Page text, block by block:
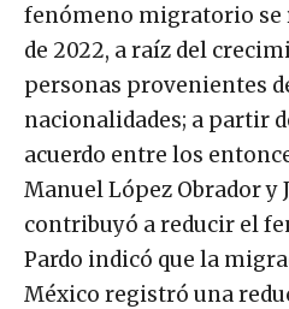
fenómeno migratorio se
de 2022, a raíz del
personas provenientes
nacionalidades; a partir
acuerdo entre los
Manuel López Obrador y
contribuyó a reducir el
Pardo indicó que la
México registró una